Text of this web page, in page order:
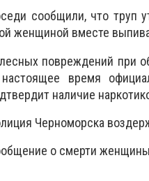
сообщили, что труп
женщиной вместе
повреждений при
время
наличие
Черноморска
о смерти